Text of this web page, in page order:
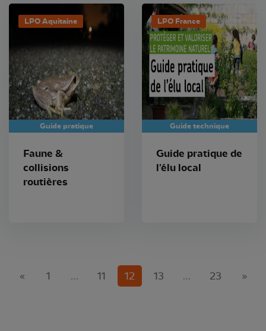
LPO Aquitaine
Guide pratique
Faune &
collisions
routières
LPO France
Guide technique
Guide pratique de
l'élu local
« 1 … 11 12 (current)
13 … 23 »